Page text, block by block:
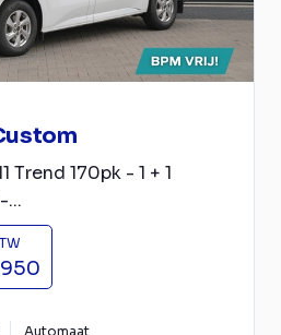
Trend 170pk - 1 + 1
...
Automaat